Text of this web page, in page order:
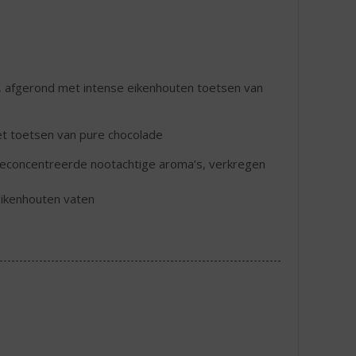
met intense eikenhouten toetsen van
toetsen van pure chocolade
nootachtige aroma’s, verkregen
vaten